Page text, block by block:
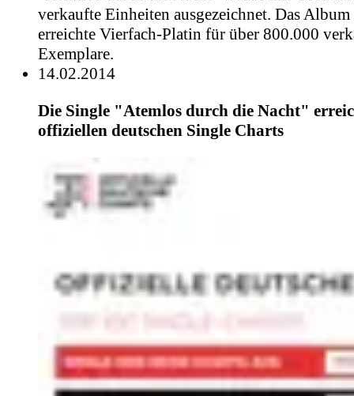
verkaufte Einheiten ausgezeichnet. Das Album
erreichte Vierfach-Platin für über 800.000
Exemplare.
14.02.2014
Die Single "Atemlos durch die Nacht"
offiziellen deutschen Single Charts